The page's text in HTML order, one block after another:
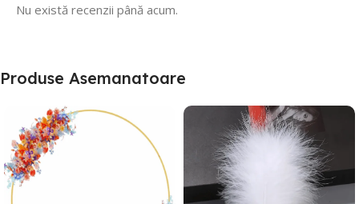
Nu există recenzii până acum.
Produse Asemanatoare